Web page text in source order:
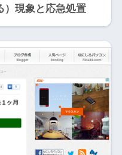
）現象と応急処置